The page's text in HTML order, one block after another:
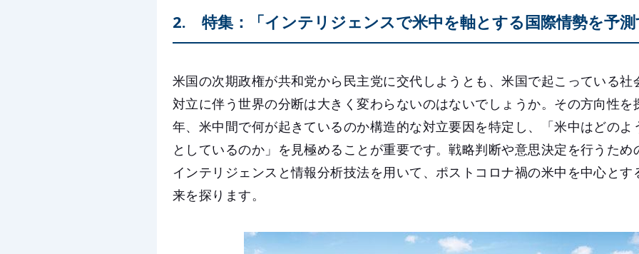
2. 特集：「インテリジェンスで米中を軸とする国際情勢を予測
米国の次期政権が共和党から民主党に交代しようとも、米国で起こっている社
対立に伴う世界の分断は大きく変わらないのはないでしょうか。その方向性を
年、米中間で何が起きているのか構造的な対立要因を特定し、「米中はどのよ
としているのか」を見極めることが重要です。戦略判断や意思決定を行うため
インテリジェンスと情報分析技法を用いて、ポストコロナ禍の米中を中心とす
来を探ります。